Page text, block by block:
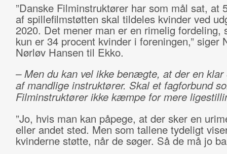
”Danske Filminstruktører har som mål sat, at
af spillefilmstøtten skal tildeles kvinder ved
2020. Det mener man er en rimelig fordeling,
kun er 34 procent kvinder i foreningen,” siger
Nørløv Hansen til Ekko.
– Men du kan vel ikke benægte, at der en
af mandlige instruktører. Skal et fagforbund
Filminstruktører ikke kæmpe for mere
”Jo, hvis man kan påpege, at der sker en
eller andet sted. Men som tallene tydeligt
kvinderne støtte, når de søger. Så de må jo